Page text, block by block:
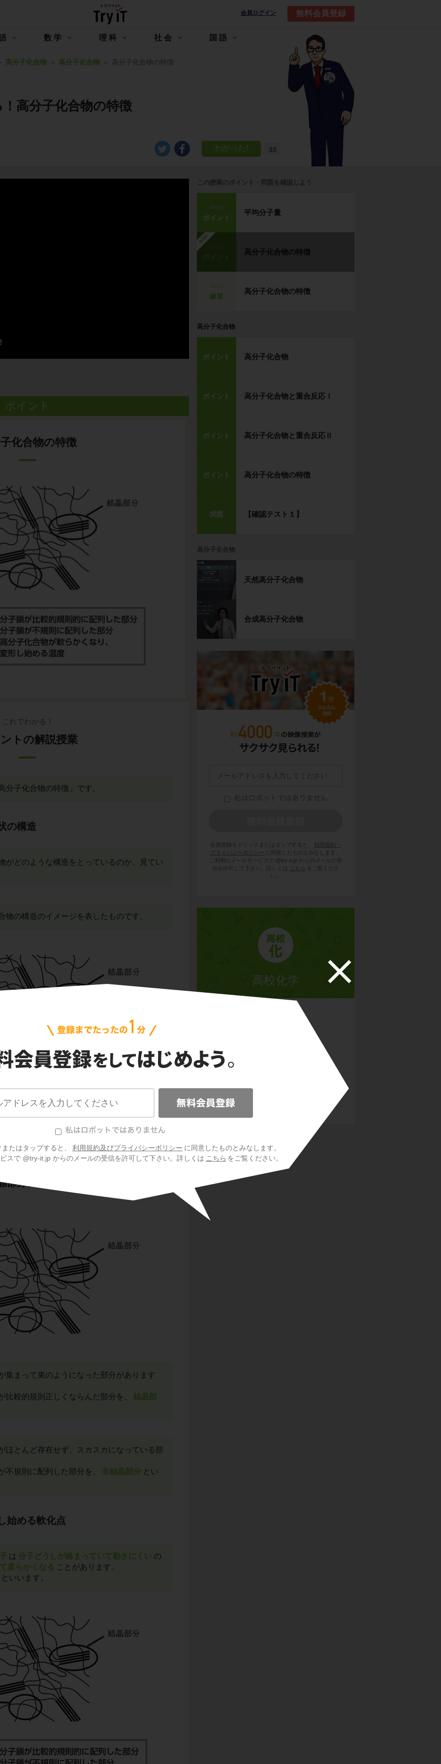
会員ログイン 無料会員登録
たはタップすると、 利用規約及びプライバシーポリシー に同意したものとみなします。
スで @try-it.jp からのメールの受信を許可して下さい。詳しくは こちら をご覧ください。
数学 理科 社会 国語
高分子化合物 高分子化合物 高分子化合物の特徴
高分子化合物の特徴
33
ポイント
化合物の特徴
これでわかる！
トの解説授業
分子化合物の特徴」です。
の構造
がどのような構造をとっているのか、見てい
物の構造のイメージを表したものです。
化合物を表しており、それが複雑に絡み合っ
がっているため、分子鎖と呼ばれる場合もあ
部分、不規則的に配列した非結晶部
集まって束のようになった部分があります
比較的規則正しくならんだ部分を、 結晶部
ほとんど存在せず、スカスカになっている部
不規則に配列した部分を、 非結晶部分 とい
始める軟化点
は 分子どうしが絡まっていて動きにくい の
柔らかくなる ことがあります。
といいます。
この授業のポイント・問題を確認しよう
step1
ポイント
平均分子量
勉強中
ポイント
高分子化合物の特徴
練習
高分子化合物の特徴
高分子化合物
ポイント 高分子化合物
ポイント 高分子化合物と重合反応Ⅰ
ポイント 高分子化合物と重合反応Ⅱ
ポイント 高分子化合物の特徴
問題 【確認テスト１】
高分子化合物
天然高分子化合物
合成高分子化合物
会員登録をクリックまたはタップすると、
利用規約・
プライバシーポリシー
に同意したものとみなします。
ご利用のメールサービスで @try-it.jp からのメールの受
信を許可して下さい。詳しくは
こちら
をご覧くださ
い。
高校化学
化学反応の速さと平衡